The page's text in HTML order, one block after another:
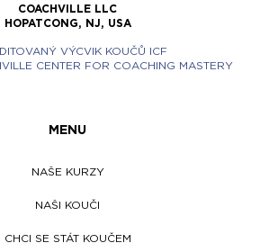
COACHVILLE LLC
HOPATCONG, NJ, USA
VÝCVIK KOUČŮ ICF
CENTER FOR COACHING MASTERY
MENU
NAŠE KURZY
NAŠI KOUČI
CHCI SE STÁT KOUČEM